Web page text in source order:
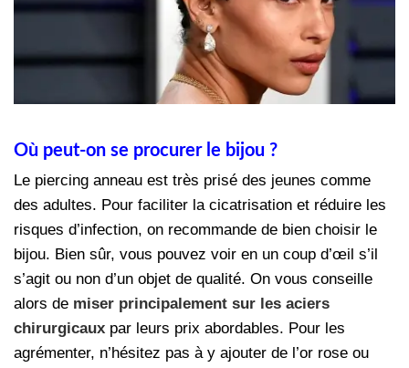
Où peut-on se procurer le bijou ?
Le piercing anneau est très prisé des jeunes comme
des adultes. Pour faciliter la cicatrisation et réduire les
risques d’infection, on recommande de bien choisir le
bijou. Bien sûr, vous pouvez voir en un coup d’œil s’il
s’agit ou non d’un objet de qualité. On vous conseille
alors de miser principalement sur les aciers
chirurgicaux par leurs prix abordables. Pour les
agrémenter, n’hésitez pas à y ajouter de l’or rose ou